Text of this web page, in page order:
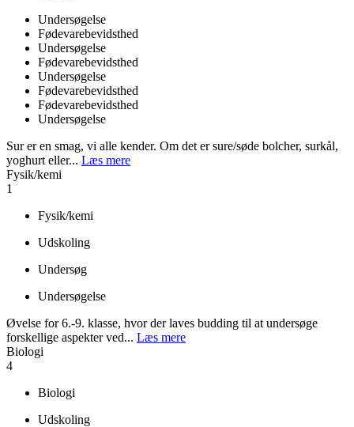
Undersøgelse
Fødevarebevidsthed
Undersøgelse
Fødevarebevidsthed
Undersøgelse
Fødevarebevidsthed
Fødevarebevidsthed
Undersøgelse
Sur er en smag, vi alle kender. Om det er sure/søde bolcher, surkål,
yoghurt eller... Læs mere
Fysik/kemi
1
Fysik/kemi
Udskoling
Undersøg
Undersøgelse
Øvelse for 6.-9. klasse, hvor der laves budding til at undersøge
forskellige aspekter ved... Læs mere
Biologi
4
Biologi
Udskoling